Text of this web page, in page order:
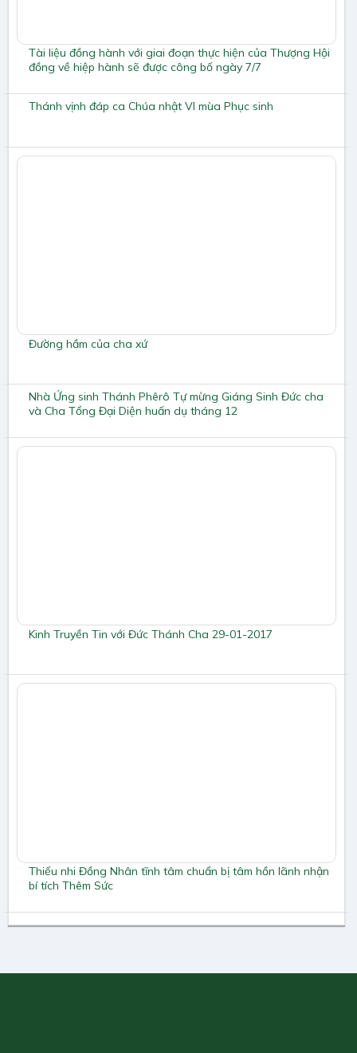
Tài liệu đồng hành với giai đoạn thực hiện của Thượng Hội
đồng về hiệp hành sẽ được công bố ngày 7/7
Thánh vịnh đáp ca Chúa nhật VI mùa Phục sinh
Đường hầm của cha xứ
Nhà Ứng sinh Thánh Phêrô Tự mừng Giáng Sinh Đức cha
và Cha Tổng Đại Diện huấn dụ tháng 12
Kinh Truyền Tin với Đức Thánh Cha 29-01-2017
Thiếu nhi Đồng Nhân tĩnh tâm chuẩn bị tâm hồn lãnh nhận
bí tích Thêm Sức